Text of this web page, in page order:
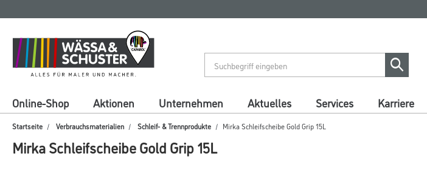
springen
springen
Online-Shop Aktionen Unternehmen Aktuelles Services Karriere
Startseite Verbrauchsmaterialien Schleif- & Trennprodukte Mirka Schleifscheibe Gold Grip 15L
Mirka Schleifscheibe Gold Grip 15L